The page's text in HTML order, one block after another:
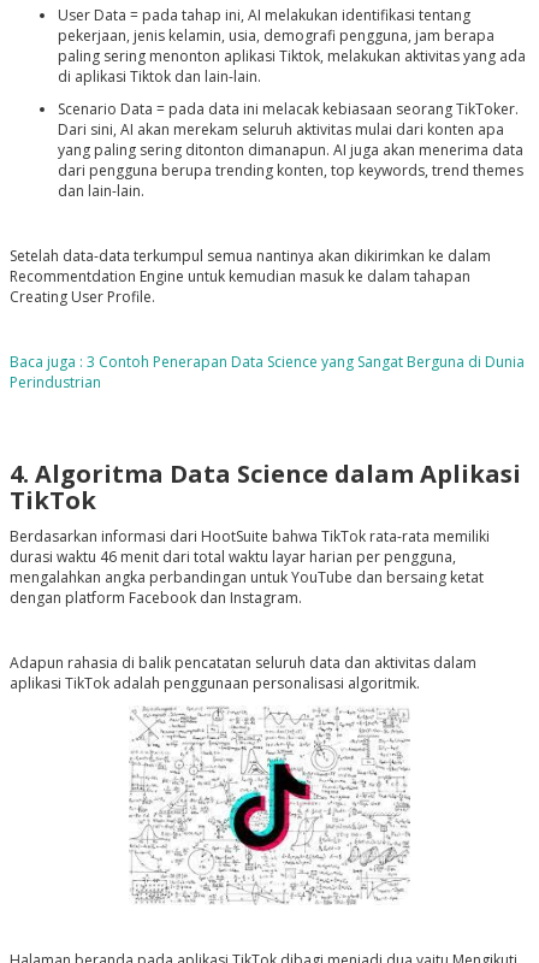
User Data = pada tahap ini, AI melakukan identifikasi tentang
pekerjaan, jenis kelamin, usia, demografi pengguna, jam berapa
paling sering menonton aplikasi Tiktok, melakukan aktivitas yang ada
di aplikasi Tiktok dan lain-lain.
Scenario Data = pada data ini melacak kebiasaan seorang TikToker.
Dari sini, AI akan merekam seluruh aktivitas mulai dari konten apa
yang paling sering ditonton dimanapun. AI juga akan menerima data
dari pengguna berupa trending konten, top keywords, trend themes
dan lain-lain.
Setelah data-data terkumpul semua nantinya akan dikirimkan ke dalam
Recommentdation Engine untuk kemudian masuk ke dalam tahapan
Creating User Profile.
Baca juga : 3 Contoh Penerapan Data Science yang Sangat Berguna di Dunia
Perindustrian
4. Algoritma Data Science dalam Aplikasi
TikTok
Berdasarkan informasi dari HootSuite bahwa TikTok rata-rata memiliki
durasi waktu 46 menit dari total waktu layar harian per pengguna,
mengalahkan angka perbandingan untuk YouTube dan bersaing ketat
dengan platform Facebook dan Instagram.
Adapun rahasia di balik pencatatan seluruh data dan aktivitas dalam
aplikasi TikTok adalah penggunaan personalisasi algoritmik.